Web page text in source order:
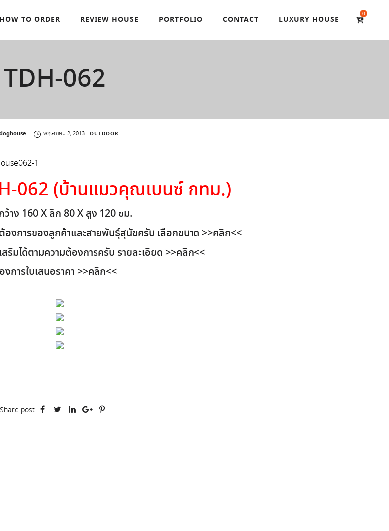
HOW TO ORDER REVIEW HOUSE PORTFOLIO CONTACT LUXURY HOUSE
0
TDH-062
พฤษภาคม 2, 2013 OUTDOOR
062 (บ้านแมวคุณเบนซ์ กทม.)
ว้าง 160 X ลึก 80 X สูง 120 ซม.
องการของลูกค้าและสายพันธุ์สุนัขครับ เลือกขนาด >>คลิก<<
ริมได้ตามความต้องการครับ รายละเอียด >>คลิก<<
งการใบเสนอราคา >>คลิก<<
Share post